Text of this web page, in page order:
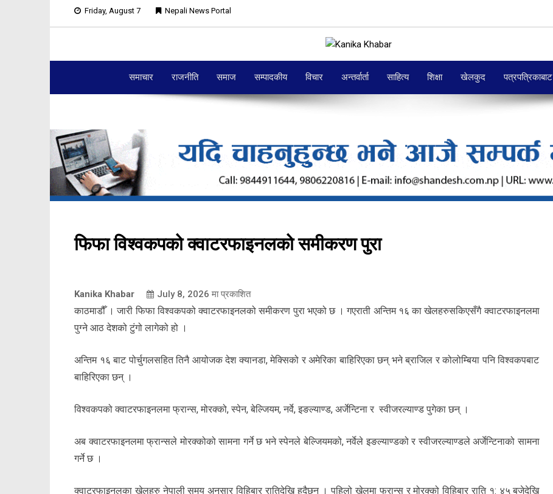
Friday, August 7 Nepali News Portal
समाचार राजनीति समाज सम्पादकीय विचार अन्तर्वार्ता साहित्य शिक्षा खेलकुद पत्रपत्रिकाबाट
फिफा विश्वकपको क्वाटरफाइनलको समीकरण पुरा
Kanika Khabar July 8, 2026 मा प्रकाशित
काठमाडौँ । जारी फिफा विश्वकपको क्वाटरफाइनलको समीकरण पुरा भएको छ । गएराती अन्तिम १६ का खेलहरुसकिएसँगै क्वाटरफाइनलमा
पुग्ने आठ देशको टुंगो लागेको हो ।
अन्तिम १६ बाट पोर्चुगलसहित तिनै आयोजक देश क्यानडा, मेक्सिको र अमेरिका बाहिरिएका छन् भने ब्राजिल र कोलोम्बिया पनि विश्वकपबाट
बाहिरिएका छन् ।
विश्वकपको क्वाटरफाइनलमा फ्रान्स, मोरक्को, स्पेन, बेल्जियम, नर्वे, इङल्याण्ड, अर्जेन्टिना र स्वीजरल्याण्ड पुगेका छन् ।
अब क्वाटरफाइनलमा फ्रान्सले मोरक्कोको सामना गर्ने छ भने स्पेनले बेल्जियमको, नर्वेले इङल्याण्डको र स्वीजरल्याण्डले अर्जेन्टिनाको सामना
गर्ने छ ।
क्वाटरफाइनलका खेलहरु नेपाली समय अनुसार विहिबार रातिदेखि हुदैछन् । पहिलो खेलमा फ्रान्स र मोरक्को विहिबार राति १: ४५ बजेदेखि